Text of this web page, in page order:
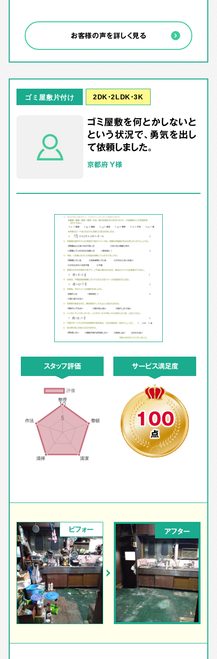
お客様の声を詳しく見る
ゴミ屋敷片付け 2DK･2LDK･3K
ゴミ屋敷を何とかしないと
という状況で、勇気を出し
て依頼しました。
京都府 Y様
スタッフ評価 サービス満足度
100
点
ビフォー アフター